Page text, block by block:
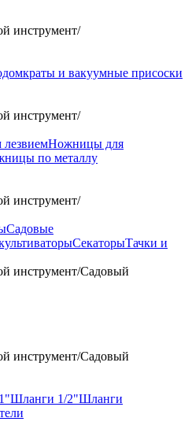
инструмент/
и вакуумные присоски
инструмент/
Ножницы для
по металлу
инструмент/
Садовые
СекаторыТачки и
инструмент/Садовый
инструмент/Садовый
Шланги 1/2"Шланги